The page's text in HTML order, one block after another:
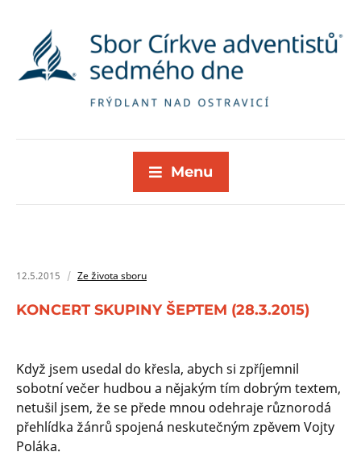
Menu
12.5.2015 Ze života sboru
KONCERT SKUPINY ŠEPTEM (28.3.2015)
Když jsem usedal do křesla, abych si zpříjemnil
sobotní večer hudbou a nějakým tím dobrým textem,
netušil jsem, že se přede mnou odehraje různorodá
přehlídka žánrů spojená neskutečným zpěvem Vojty
Poláka.